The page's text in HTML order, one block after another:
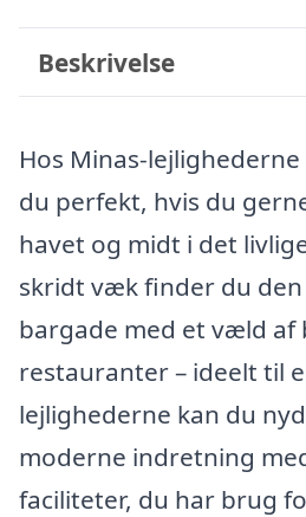
Beskrivelse
Hos Minas-
du perfekt, hvis du
havet og midt i det
skridt væk finder du
bargade med et væld af
restauranter – ideelt til
lejlighederne kan du
moderne indretning
faciliteter, du har brug